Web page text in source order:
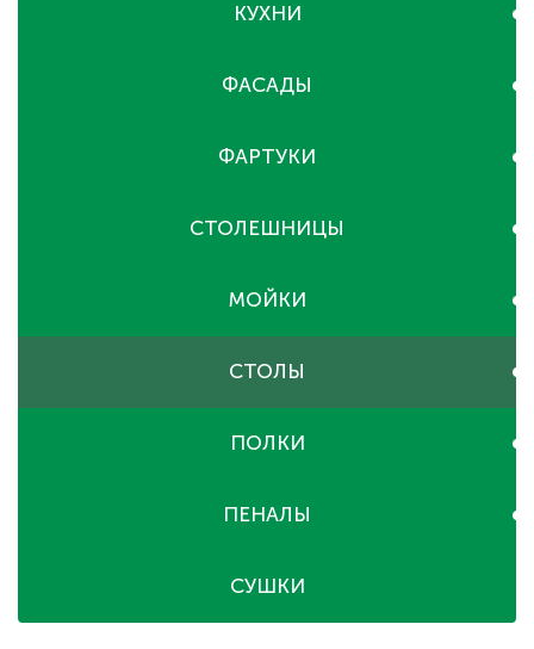
КУХНИ
ФАСАДЫ
ФАРТУКИ
СТОЛЕШНИЦЫ
МОЙКИ
СТОЛЫ
ПОЛКИ
ПЕНАЛЫ
СУШКИ